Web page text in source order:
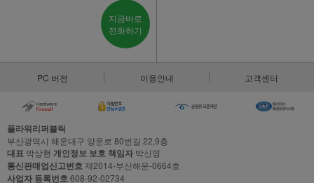
지금바로
전화하기
PC 버전 이용안내 고객센터
플라워리퍼블릭
부산광역시 해운대구 양운로 80번길 22,9층
대표 박상현 개인정보 보호 책임자 박신영
통신판매업신고번호제2014-부산해운-0664호
사업자 등록번호608-92-02734